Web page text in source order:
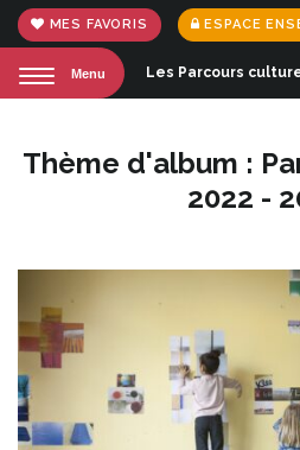
Gestion des traceurs
MES FAVORIS ESPACE
Menu Les Parcours
Thème d'album :
2022 -